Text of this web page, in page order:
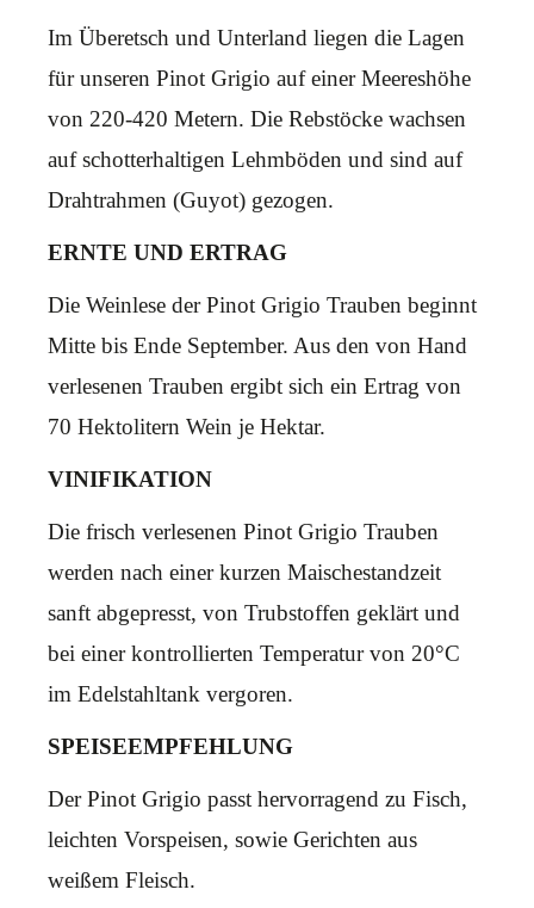
Im Überetsch und Unterland liegen die Lagen
für unseren Pinot Grigio auf einer Meereshöhe
von 220-420 Metern. Die Rebstöcke wachsen
auf schotterhaltigen Lehmböden und sind auf
Drahtrahmen (Guyot) gezogen.
ERNTE UND ERTRAG
Die Weinlese der Pinot Grigio Trauben beginnt
Mitte bis Ende September. Aus den von Hand
verlesenen Trauben ergibt sich ein Ertrag von
70 Hektolitern Wein je Hektar.
VINIFIKATION
Die frisch verlesenen Pinot Grigio Trauben
werden nach einer kurzen Maischestandzeit
sanft abgepresst, von Trubstoffen geklärt und
bei einer kontrollierten Temperatur von 20°C
im Edelstahltank vergoren.
SPEISEEMPFEHLUNG
Der Pinot Grigio passt hervorragend zu Fisch,
leichten Vorspeisen, sowie Gerichten aus
weißem Fleisch.